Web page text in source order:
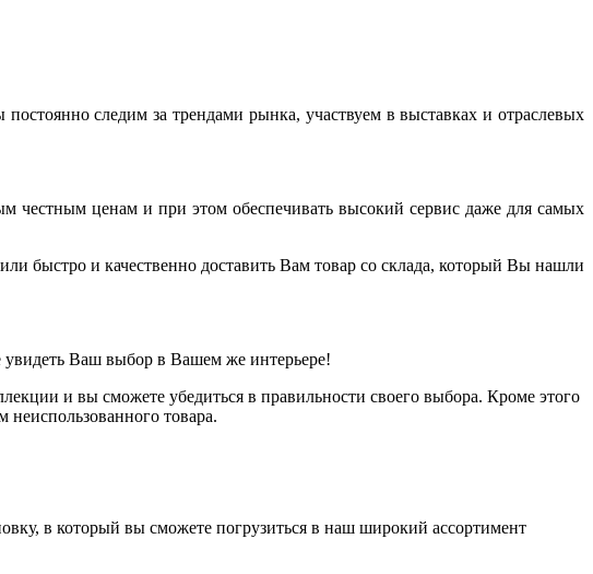
следим за трендами рынка, участвуем в выставках и отраслевых
честным ценам и при этом обеспечивать высокий сервис даже для самых
быстро и качественно доставить Вам товар со склада, который Вы нашли
увидеть Ваш выбор в Вашем же интерьере!
и вы сможете убедиться в правильности своего выбора. Кроме этого
товара.
в который вы сможете погрузиться в наш широкий ассортимент